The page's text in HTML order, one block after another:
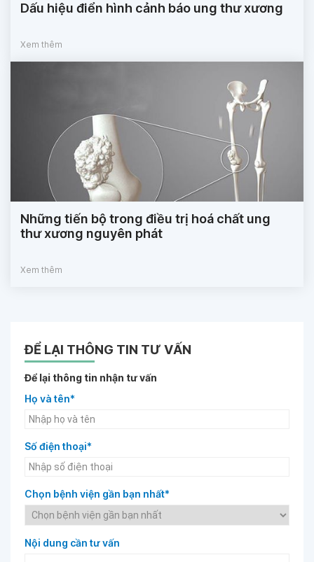
Dấu hiệu điển hình cảnh báo ung thư xương
Xem thêm
Những tiến bộ trong điều trị hoá chất ung
thư xương nguyên phát
Xem thêm
ĐỂ LẠI THÔNG TIN TƯ VẤN
Để lại thông tin nhận tư vấn
Họ và tên*
Số điện thoại*
Chọn bệnh viện gần bạn nhất*
Nội dung cần tư vấn